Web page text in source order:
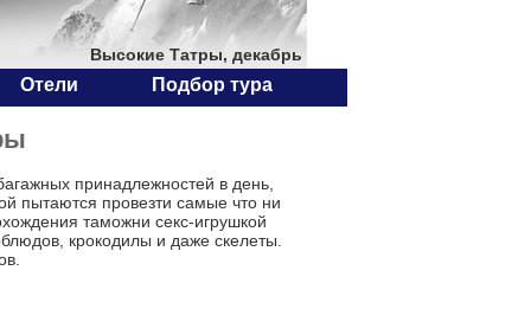
Высокие Татры, декабрь
Отели Подбор тура
принадлежностей в день,
пытаются провезти самые что ни
таможни секс-игрушкой
крокодилы и даже скелеты.